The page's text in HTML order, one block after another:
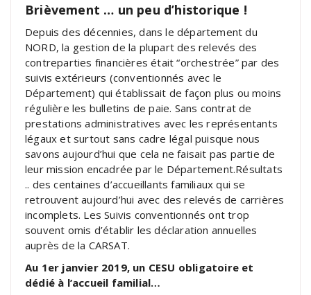
Brièvement … un peu d’historique !
Depuis des décennies, dans le département du
NORD, la gestion de la plupart des relevés des
contreparties financières était “orchestrée” par des
suivis extérieurs (conventionnés avec le
Département) qui établissait de façon plus ou moins
régulière les bulletins de paie. Sans contrat de
prestations administratives avec les représentants
légaux et surtout sans cadre légal puisque nous
savons aujourd’hui que cela ne faisait pas partie de
leur mission encadrée par le Département.Résultats
.. des centaines d’accueillants familiaux qui se
retrouvent aujourd’hui avec des relevés de carrières
incomplets. Les Suivis conventionnés ont trop
souvent omis d’établir les déclaration annuelles
auprès de la CARSAT.
Au 1er janvier 2019, un CESU obligatoire et
dédié à l’accueil familial…